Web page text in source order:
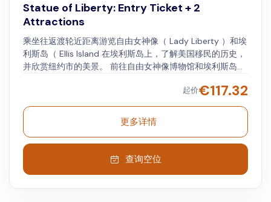
Statue of Liberty: Entry Ticket + 2
Attractions
乘坐往返渡轮近距离游览自由女神像（ Lady Liberty ）和埃
利斯岛（ Ellis Island 在埃利斯岛上，了解美国移民的历史，
并欣赏纽约市的美景。 前往自由女神像博物馆和埃利斯岛移
艇，或参观洛克菲勒中心和无线电城音乐厅的幕后。 想骑自
行车出行？ 踏上布鲁克林大桥，欣赏这座城市。 想欣赏天际
线美景？ 前往帝国大厦86层，看看下面的曼哈顿。
起价€117.32
更多详情
查询空位